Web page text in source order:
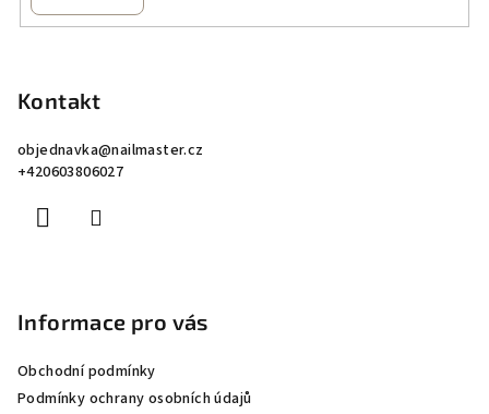
Kontakt
objednavka@nailmaster.cz
+420603806027
Informace pro vás
Obchodní podmínky
Podmínky ochrany osobních údajů